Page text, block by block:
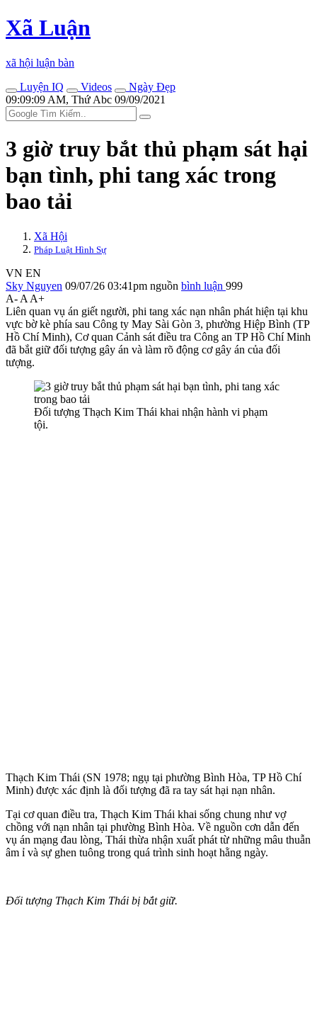
Xã Luận
xã hội luận bàn
Luyện IQ
Videos
Ngày Đẹp
09:09:09 AM, Thứ Abc 09/09/2021
3 giờ truy bắt thủ phạm sát hại
bạ‌n tìn‌h, phi tang xác trong
bao tải
Xã Hội
Pháp Luật Hình Sự
VN EN
Sky Nguyen 09/07/26 03:41pm nguồn bình luận 999
A- A A+
Liên quan vụ án giết người, phi tang xác nạn nhân phát hiện tại khu
vực bờ kè phía sau Công ty May Sài Gòn 3, phường Hiệp Bình (TP
Hồ Chí Minh), Cơ quan Cảnh sát điều tra Công an TP Hồ Chí Minh
đã bắt giữ đối tượng gây án và làm rõ động cơ gây án của đối
tượng.
Đối tượng Thạch Kim Thái khai nhận hành vi phạm
tội.
Thạch Kim Thái (SN 1978; ngụ tại phường Bình Hòa, TP Hồ Chí
Minh) được xác định là đối tượng đã ra tay sát hại nạn nhân.
Tại cơ quan điều tra, Thạch Kim Thái khai sống chung như vợ
chồng với nạn nhân tại phường Bình Hòa. Về nguồn cơn dẫn đến
vụ án mạng đau lòng, Thái thừa nhận xuất phát từ những mâu thuẫn
âm ỉ và sự ghen tuông trong quá trình sinh hoạt hằng ngày.
Đối tượng Thạch Kim Thái bị bắt giữ.